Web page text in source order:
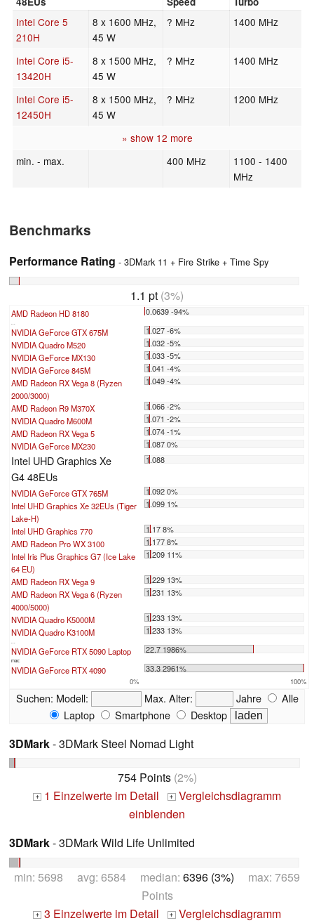
Intel Core 5
210H
8 x 1600 MHz,
45 W
? MHz 1400 MHz
Intel Core i5-
13420H
8 x 1500 MHz,
45 W
? MHz 1400 MHz
Intel Core i5-
12450H
8 x 1500 MHz,
45 W
? MHz 1200 MHz
» show 12 more
min. - max.
400 MHz
1100 - 1400
MHz
Benchmarks
Performance Rating - 3DMark 11 + Fire Strike + Time Spy
1.1 pt (3%)
AMD Radeon HD 8180 0.0639 -94%
NVIDIA GeForce GTX 675M
1.027 -6%
NVIDIA Quadro M520
1.032 -5%
NVIDIA GeForce MX130
1.033 -5%
NVIDIA GeForce 845M
1.041 -4%
AMD Radeon RX Vega 8 (Ryzen
2000/3000)
1.049 -4%
AMD Radeon R9 M370X
1.066 -2%
NVIDIA Quadro M600M
1.071 -2%
AMD Radeon RX Vega 5
1.074 -1%
NVIDIA GeForce MX230
1.087 0%
Intel UHD Graphics Xe
G4 48EUs
1.088
NVIDIA GeForce GTX 765M
1.092 0%
Intel UHD Graphics Xe 32EUs (Tiger
Lake-H)
1.099 1%
Intel UHD Graphics 770
1.17 8%
AMD Radeon Pro WX 3100
1.177 8%
Intel Iris Plus Graphics G7 (Ice Lake
64 EU)
1.209 11%
AMD Radeon RX Vega 9
1.229 13%
AMD Radeon RX Vega 6 (Ryzen
4000/5000)
1.231 13%
NVIDIA Quadro K5000M
1.233 13%
NVIDIA Quadro K3100M
1.233 13%
NVIDIA GeForce RTX 5090 Laptop 22.7 1986%
max:
NVIDIA GeForce RTX 4090 33.3 2961%
0% 100%
Suchen: Modell: Max. Alter: Jahre
Alle
Laptop
Smartphone Desktop
3DMark- 3DMark Steel Nomad Light
754 Points(2%)
+ 1 Einzelwerte im Detail + Vergleichsdiagramm
einblenden
3DMark- 3DMark Wild Life Unlimited
min: 5698 avg: 6584 median: 6396 (3%) max: 7659
Points
+ 3 Einzelwerte im Detail + Vergleichsdiagramm